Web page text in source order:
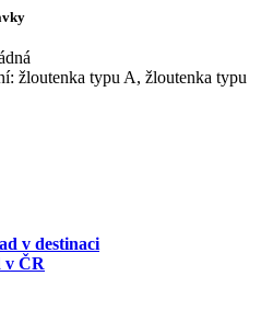
žloutenka typu A, žloutenka typu
v destinaci
v ČR